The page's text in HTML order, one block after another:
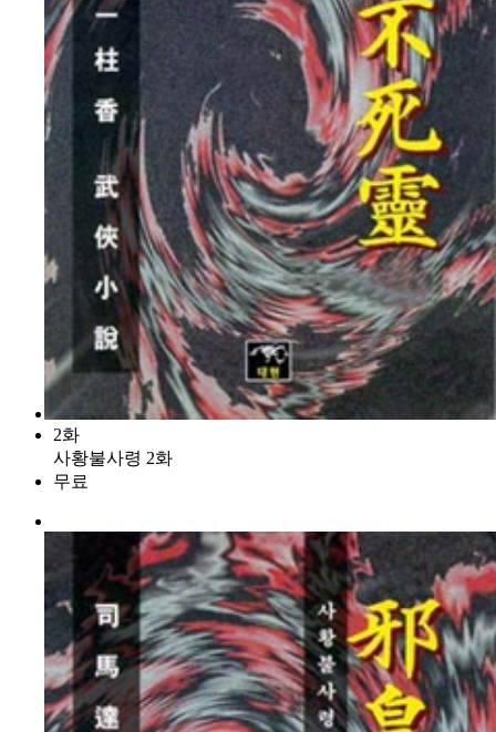
2화
사황불사령 2화
무료